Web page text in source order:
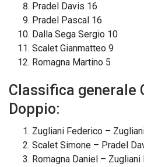
Pradel Davis 16
Pradel Pascal 16
Dalla Sega Sergio 10
Scalet Gianmatteo 9
Romagna Martino 5
Classifica generale
Doppio:
Zugliani Federico –
Scalet Simone – Pradel
Romagna Daniel –